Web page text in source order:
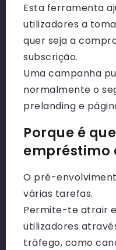
Esta ferramenta
utilizadores a
quer seja a
subscrição.
Uma campanha
normalmente o
prelanding e
Porque é
empréstimo
O pré-
várias tarefas.
Permite-te atrair
utilizadores
tráfego, como